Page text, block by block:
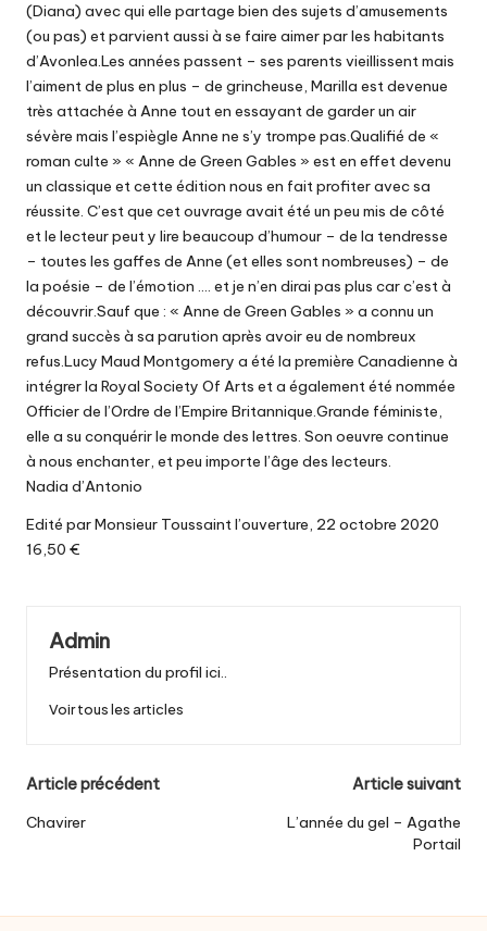
(Diana) avec qui elle partage bien des sujets d’amusements
(ou pas) et parvient aussi à se faire aimer par les habitants
d’Avonlea.Les années passent – ses parents vieillissent mais
l’aiment de plus en plus – de grincheuse, Marilla est devenue
très attachée à Anne tout en essayant de garder un air
sévère mais l’espiègle Anne ne s’y trompe pas.Qualifié de «
roman culte » « Anne de Green Gables » est en effet devenu
un classique et cette édition nous en fait profiter avec sa
réussite. C’est que cet ouvrage avait été un peu mis de côté
et le lecteur peut y lire beaucoup d’humour – de la tendresse
– toutes les gaffes de Anne (et elles sont nombreuses) – de
la poésie – de l’émotion …. et je n’en dirai pas plus car c’est à
découvrir.Sauf que : « Anne de Green Gables » a connu un
grand succès à sa parution après avoir eu de nombreux
refus.Lucy Maud Montgomery a été la première Canadienne à
intégrer la Royal Society Of Arts et a également été nommée
Officier de l’Ordre de l’Empire Britannique.Grande féministe,
elle a su conquérir le monde des lettres. Son oeuvre continue
à nous enchanter, et peu importe l’âge des lecteurs.
Nadia d’Antonio
Edité par Monsieur Toussaint l’ouverture, 22 octobre 2020
16,50 €
Admin
Présentation du profil ici..
Voir tous les articles
Post
navigation
Article précédent
Chavirer
Article suivant
L’année du gel – Agathe
Portail